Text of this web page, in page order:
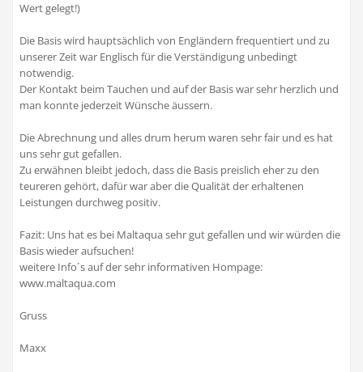
Wert gelegt!)
Die Basis wird hauptsächlich von Engländern frequentiert und zu
unserer Zeit war Englisch für die Verständigung unbedingt
notwendig.
Der Kontakt beim Tauchen und auf der Basis war sehr herzlich und
man konnte jederzeit Wünsche äussern.
Die Abrechnung und alles drum herum waren sehr fair und es hat
uns sehr gut gefallen.
Zu erwähnen bleibt jedoch, dass die Basis preislich eher zu den
teureren gehört, dafür war aber die Qualität der erhaltenen
Leistungen durchweg positiv.
Fazit: Uns hat es bei Maltaqua sehr gut gefallen und wir würden die
Basis wieder aufsuchen!
weitere Info´s auf der sehr informativen Hompage:
www.maltaqua.com
Gruss
Maxx